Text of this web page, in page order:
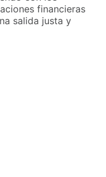
financieras
salida justa y